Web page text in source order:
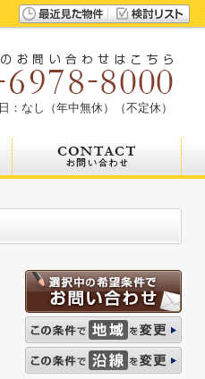
：なし（年中無休）（不定休）